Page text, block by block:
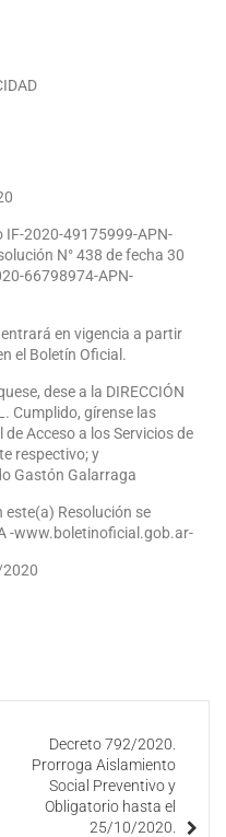
IF-2020-49175999-APN-
N° 438 de fecha 30
66798974-APN-
entrará en vigencia a partir
el Boletín Oficial.
dese a la DIRECCIÓN
Cumplido, gírense las
Acceso a los Servicios de
respectivo; y
Gastón Galarraga
Resolución se
-www.boletinoficial.gob.ar-
Decreto 792/2020.
Prorroga Aislamiento
Social Preventivo y
Obligatorio hasta el
25/10/2020.